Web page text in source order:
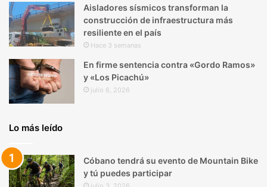
Aisladores sísmicos transforman la
construcción de infraestructura más
resiliente en el país
Hace 3 semanas
En firme sentencia contra «Gordo Ramos»
y «Los Picachú»
julio 6, 2026
Lo más leído
Cóbano tendrá su evento de Mountain Bike
y tú puedes participar